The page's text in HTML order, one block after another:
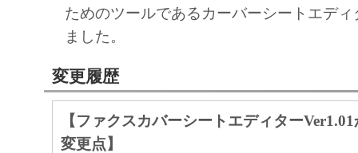
ためのツールであるカーバーシートエデ
ました。
変更履歴
【ファクスカバーシートエディター
変更点】